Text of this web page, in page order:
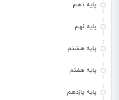
پایه دهم
پایه نهم
پایه هشتم
پایه هفتم
پایه یازدهم